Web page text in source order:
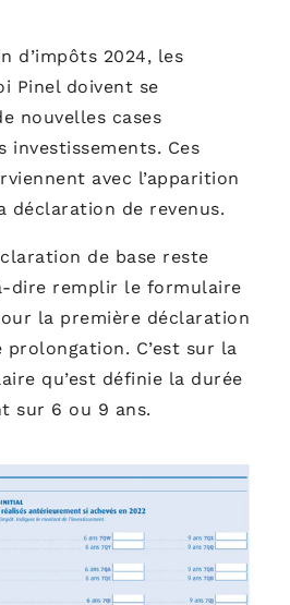
d’impôts 2024, les
Pinel doivent se
nouvelles cases
investissements. Ces
avec l’apparition
déclaration de revenus.
de base reste
dire remplir le formulaire
la première déclaration
prolongation. C’est sur la
qu’est définie la durée
sur 6 ou 9 ans.